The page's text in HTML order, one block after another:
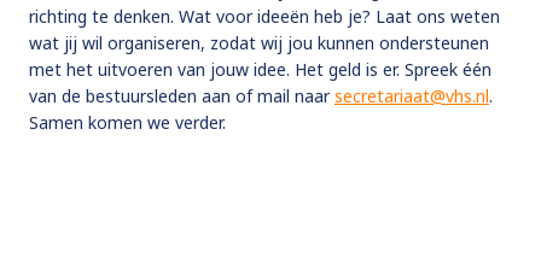
richting te denken. Wat voor ideeën heb je? Laat ons weten
wat jij wil organiseren, zodat wij jou kunnen ondersteunen
met het uitvoeren van jouw idee. Het geld is er. Spreek één
van de bestuursleden aan of mail naarsecretariaat@vhs.nl.
Samen komen we verder.